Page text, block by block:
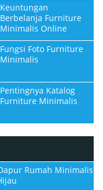
Keuntungan
Berbelanja Furniture
Minimalis Online
Fungsi Foto Furniture
Minimalis
Pentingnya Katalog
Furniture Minimalis
Rumah Minimalis